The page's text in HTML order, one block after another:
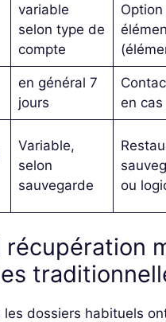
variable
selon type de
compte
Option
en général 7
jours
en cas
Variable,
selon
sauvegarde
ou
récupération
les dossiers habituels